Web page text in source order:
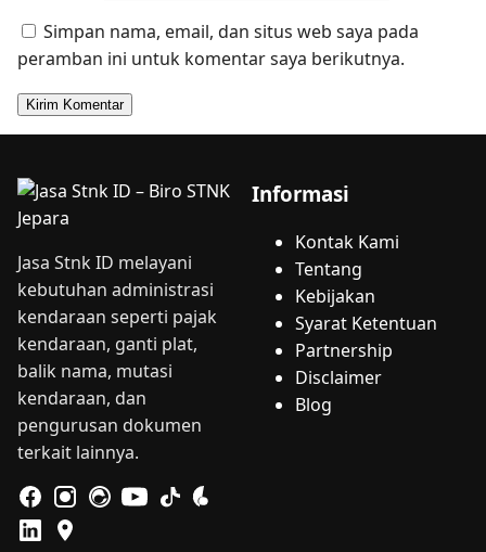
Simpan nama, email, dan situs web saya pada
peramban ini untuk komentar saya berikutnya.
Jasa Stnk ID melayani
kebutuhan administrasi
kendaraan seperti pajak
kendaraan, ganti plat,
balik nama, mutasi
kendaraan, dan
pengurusan dokumen
terkait lainnya.
Informasi
Kontak Kami
Tentang
Kebijakan
Syarat Ketentuan
Partnership
Disclaimer
Blog